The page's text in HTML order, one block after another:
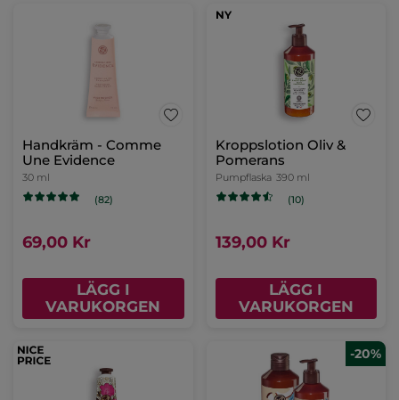
Återfuktande
Duschkräm
Tub 200 ml
(480)
179,00 Kr
LÄGG I
VARUKORGEN
Handkräm - Comme
Une Evidence
30 ml
(82)
69,00 Kr
LÄGG I
VARUKORGEN